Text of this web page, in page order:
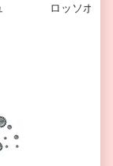
ロッソポル